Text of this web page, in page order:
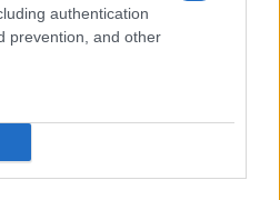
authentication
prevention, and other
járattal 140 új